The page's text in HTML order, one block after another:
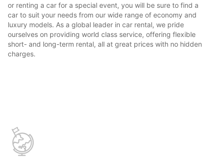
or renting a car for a special event, you will be sure to find a
car to suit your needs from our wide range of economy and
luxury models. As a global leader in car rental, we pride
ourselves on providing world class service, offering flexible
short- and long-term rental, all at great prices with no hidden
charges.